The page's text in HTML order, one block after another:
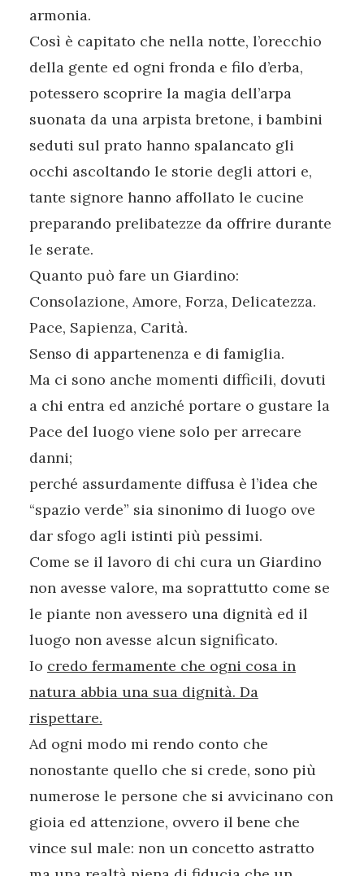
armonia.
Così è capitato che nella notte, l’orecchio
della gente ed ogni fronda e filo d’erba,
potessero scoprire la magia dell’arpa
suonata da una arpista bretone, i bambini
seduti sul prato hanno spalancato gli
occhi ascoltando le storie degli attori e,
tante signore hanno affollato le cucine
preparando prelibatezze da offrire durante
le serate.
Quanto può fare un Giardino:
Consolazione, Amore, Forza, Delicatezza.
Pace, Sapienza, Carità.
Senso di appartenenza e di famiglia.
Ma ci sono anche momenti difficili, dovuti
a chi entra ed anziché portare o gustare la
Pace del luogo viene solo per arrecare
danni;
perché assurdamente diffusa è l’idea che
“spazio verde” sia sinonimo di luogo ove
dar sfogo agli istinti più pessimi.
Come se il lavoro di chi cura un Giardino
non avesse valore, ma soprattutto come se
le piante non avessero una dignità ed il
luogo non avesse alcun significato.
Io credo fermamente che ogni cosa in
natura abbia una sua dignità. Da
rispettare.
Ad ogni modo mi rendo conto che
nonostante quello che si crede, sono più
numerose le persone che si avvicinano con
gioia ed attenzione, ovvero il bene che
vince sul male: non un concetto astratto